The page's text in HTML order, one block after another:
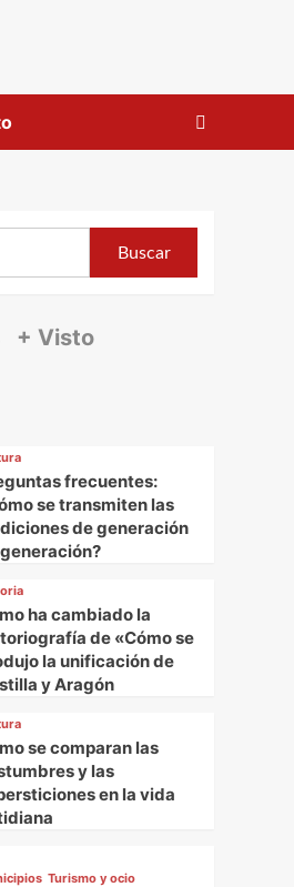
+ Visto
frecuentes:
se transmiten las
de generación
ha cambiado la
de «Cómo se
la unificación de
y Aragón
se comparan las
y las
en la vida
Turismo y ocio